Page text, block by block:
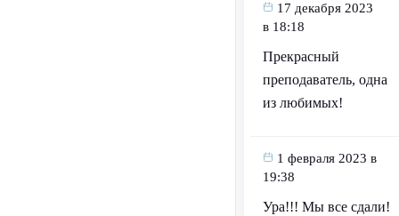
17 декабря 2023
в 18:18
Прекрасный
преподаватель, одна
из любимых!
1 февраля 2023 в
19:38
Ура!!! Мы все сдали!